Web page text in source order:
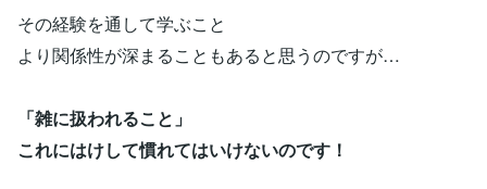
その経験を通して学ぶこと
より関係性が深まることもあると思うのですが…
「雑に扱われること」
これにはけして慣れてはいけないのです！